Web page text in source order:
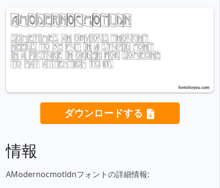
ダウンロードする
情報
AModernocmotldnフォントの詳細情報: